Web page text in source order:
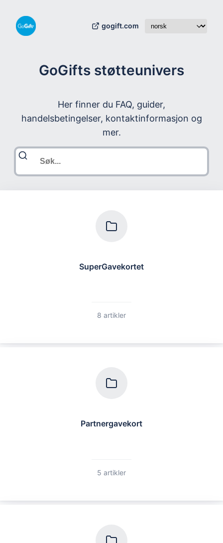
gogift.com
GoGifts støtteunivers
Her finner du FAQ, guider,
handelsbetingelser, kontaktinformasjon og
mer.
SuperGavekortet
8 artikler
Partnergavekort
5 artikler